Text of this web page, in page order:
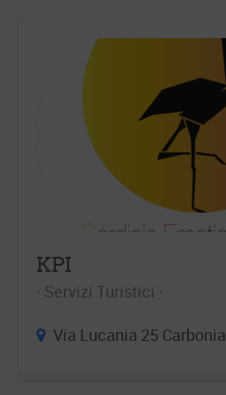
KPI
Servizi Turistici
Via Lucania 25 Carbonia